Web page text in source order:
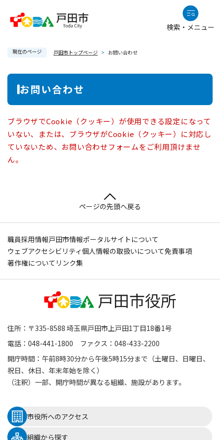
検索・メニュー
現在のページ 戸田市トップページ > お問い合わせ
本
お問い合わせ
ブラウザでCookie（クッキー）が使用できる設定になって
いない、または、ブラウザがCookie（クッキー）に対応し
ていないため、お問い合わせフォームをご利用頂けませ
ん。
ページの先頭へ戻る
職員採用情報戸田市情報ポータルサイトについて
ウェブアクセシビリティ個人情報の取扱いについて免責事項
著作権について リンク集
住所：〒335-8588 埼玉県戸田市上戸田1丁目18番1号
電話：048-441-1800 ファクス：048-433-2200
開庁時間：午前8時30分から午後5時15分まで（土曜日、日曜日、
祝日、休日、年末年始を除く）
（注釈）一部、開庁時間が異なる組織、施設があります。
市役所へのアクセス
組織から探す